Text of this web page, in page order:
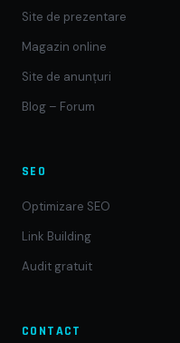
Site de prezentare
Magazin online
Site de anunțuri
Blog – Forum
SEO
Optimizare SEO
Link Building
Audit gratuit
CONTACT